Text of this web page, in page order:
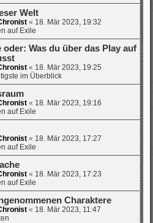
Welt
« 18. Mär 2023, 19:32
auf Exile
Was du über das Play auf
« 18. Mär 2023, 19:25
im Überblick
« 18. Mär 2023, 19:16
auf Exile
« 18. Mär 2023, 17:27
auf Exile
« 18. Mär 2023, 17:23
auf Exile
Charaktere
« 18. Mär 2023, 11:47